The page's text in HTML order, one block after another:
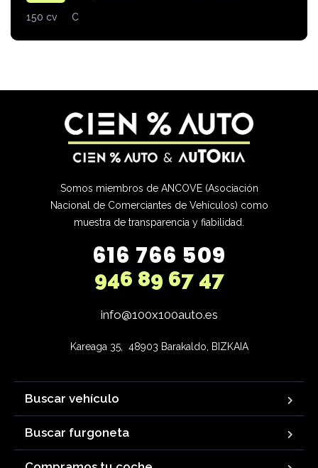
150 cv C
Somos miembros de ANCOVE (Asociación
Nacional de Comerciantes de Vehículos) como
muestra de transparencia y fiabilidad.
616 766 509
946 89 67 47
info@100x100auto.es
Kareaga 35,  48903 Barakaldo, BIZKAIA
Buscar vehículo
Buscar furgoneta